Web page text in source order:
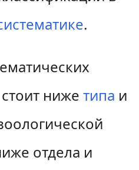
.
ниже типа и
отдела и